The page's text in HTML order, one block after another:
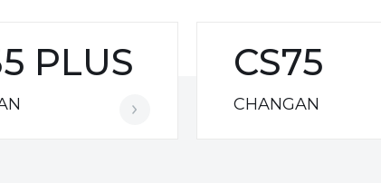
PLUS CS75
CHANGAN